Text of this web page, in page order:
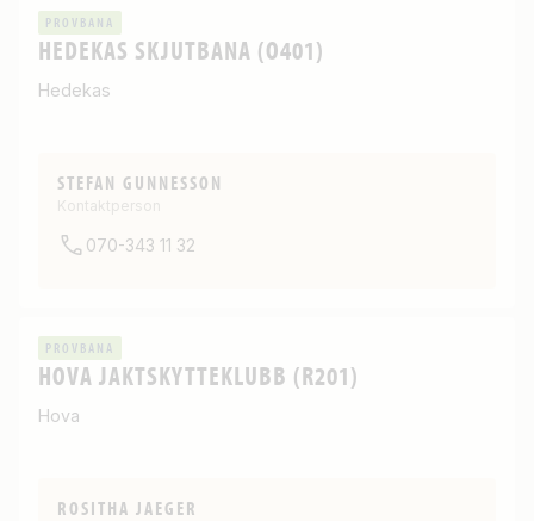
PROVBANA
HEDEKAS SKJUTBANA (O401)
Hedekas
STEFAN GUNNESSON
Kontaktperson
070-343 11 32
PROVBANA
HOVA JAKTSKYTTEKLUBB (R201)
Hova
ROSITHA JAEGER